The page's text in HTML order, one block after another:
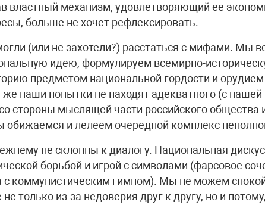
властный механизм, удовлетворяющий ее
больше не хочет рефлексировать.
(или не захотели?) расстаться с мифами. Мы
идею, формулируем всемирно-
предметом национальной гордости и
же наши попытки не находят адекватного (с нашей
стороны мыслящей части российского общества
обижаемся и лелеем очередной комплекс
не склонны к диалогу. Национальная
борьбой и игрой с символами (фарсовое
с коммунистическим гимном). Мы не можем
только из-за недоверия друг к другу, но и